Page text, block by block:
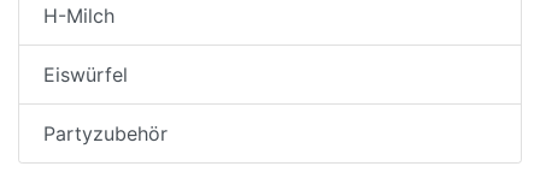
H-Milch
Eiswürfel
Partyzubehör